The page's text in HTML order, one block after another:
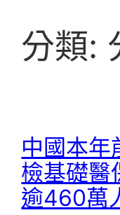
分類:
中國本年
檢基礎醫
逾460萬